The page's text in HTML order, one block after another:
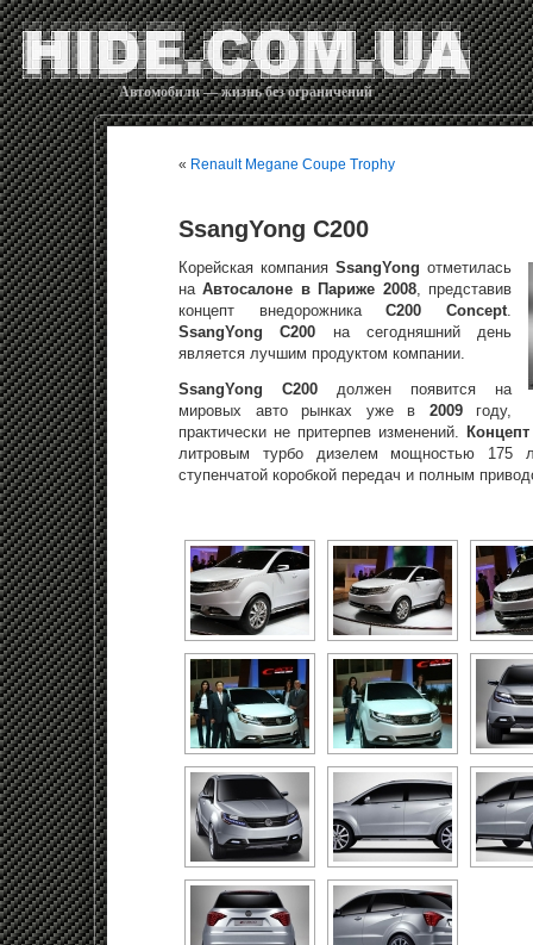
Автомобили — жизнь без ограничений
« Renault Megane Coupe Trophy
SsangYong C200
Корейская компания SsangYong отметилась
наАвтосалоне в Париже 2008, представив
концепт внедорожникаC200 Concept.
SsangYong C200 на сегодняшний день
является лучшим продуктом компании.
SsangYong C200 должен появится на
мировых авто рынках уже в 2009 году,
практически не притерпев изменений.
литровым турбо дизелем мощностью 175
ступенчатой коробкой передач и полным